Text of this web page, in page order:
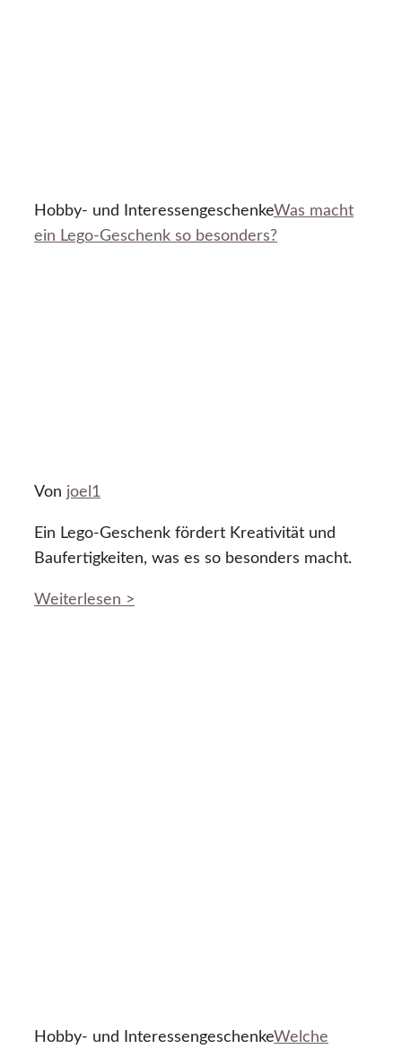
Hobby- und InteressengeschenkeWas macht
ein Lego-Geschenk so besonders?
Von joel1
Ein Lego-Geschenk fördert Kreativität und
Baufertigkeiten, was es so besonders macht.
Weiterlesen >
Hobby- und InteressengeschenkeWelche